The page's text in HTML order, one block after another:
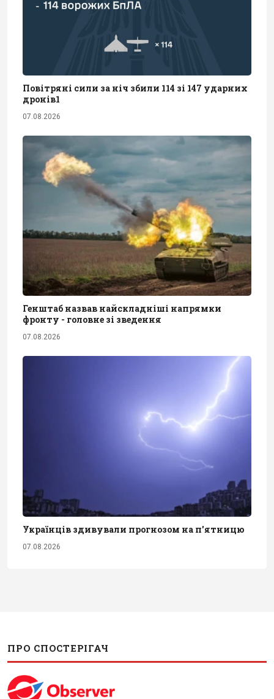
Повітряні сили за ніч збили 114 зі 147 ударних
дронів1
07.08.2026
Генштаб назвав найскладніші напрямки
фронту - головне зі зведення
07.08.2026
Українців здивували прогнозом на п'ятницю
07.08.2026
ПРО СПОСТЕРІГАЧ